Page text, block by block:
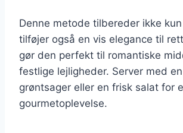
Denne metode tilbereder ikke
tilføjer også en vis elegance til
gør den perfekt til romantiske
festlige lejligheder. Server med
grøntsager eller en frisk salat for
gourmetoplevelse.